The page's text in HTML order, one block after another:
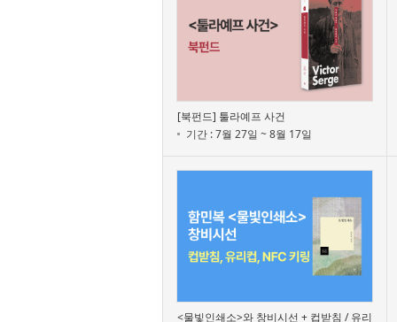
[북펀드] 툴라예프 사건
기간 : 7월 27일 ~ 8월 17일
<물빛인쇄소>와 창비시선 + 컵받침 / 유리